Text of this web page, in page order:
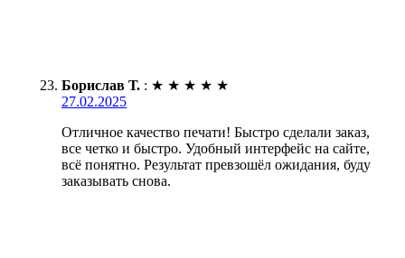
Борислав Т. : ★ ★ ★ ★ ★
27.02.2025
Отличное качество печати! Быстро сделали заказ,
все четко и быстро. Удобный интерфейс на сайте,
всё понятно. Результат превзошёл ожидания, буду
заказывать снова.